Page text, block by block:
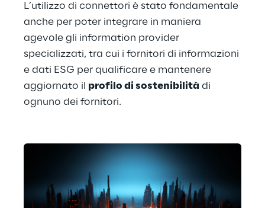
L’utilizzo di connettori è stato fondamentale
anche per poter integrare in maniera
agevole gli information provider
specializzati, tra cui i fornitori di informazioni
e dati ESG per qualificare e mantenere
aggiornato il profilo di sostenibilità di
ognuno dei fornitori.